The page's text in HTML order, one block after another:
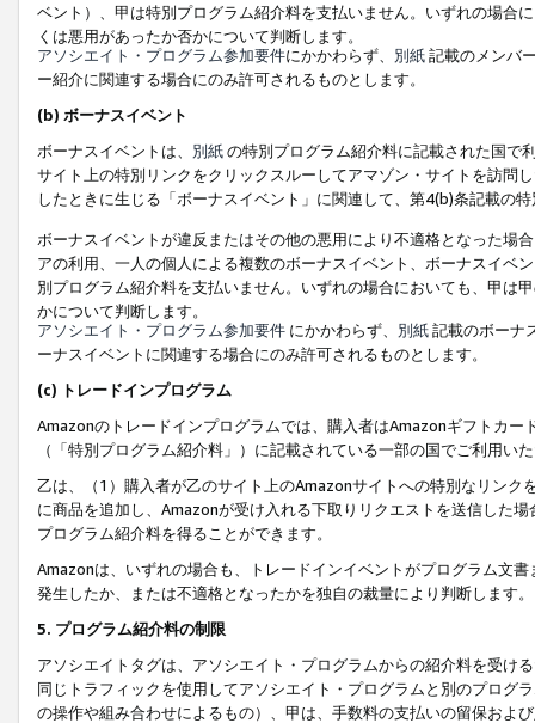
ベント）、甲は特別プログラム紹介料を支払いません。いずれの場合
くは悪用があったか否かについて判断します。
アソシエイト・プログラム参加要件にかかわらず、 別紙記載のメンバ
ー紹介に関連する場合にのみ許可されるものとします。
(b) ボーナスイベント
ボーナスイベントは、 別紙の特別プログラム紹介料に記載された国で
サイト上の特別リンクをクリックスルーしてアマゾン・サイトを訪問
したときに生じる「ボーナスイベント」に関連して、第4(b)条記載の
ボーナスイベントが違反またはその他の悪用により不適格となった場
アの利用、一人の個人による複数のボーナスイベント、ボーナスイベ
別プログラム紹介料を支払いません。いずれの場合においても、甲は
かについて判断します。
アソシエイト・プログラム参加要件 にかかわらず、 別紙記載のボーナ
ーナスイベントに関連する場合にのみ許可されるものとします。
(c) トレードインプログラム
Amazonのトレードインプログラムでは、購入者はAmazonギフトカ
（「特別プログラム紹介料」）に記載されている一部の国でご利用い
乙は、（1）購入者が乙のサイト上のAmazonサイトへの特別なリン
に商品を追加し、Amazonが受け入れる下取りリクエストを送信した
プログラム紹介料を得ることができます。
Amazonは、いずれの場合も、トレードインイベントがプログラム文
発生したか、または不適格となったかを独自の裁量により判断します。
5. プログラム紹介料の制限
アソシエイトタグは、アソシエイト・プログラムからの紹介料を受け
同じトラフィックを使用してアソシエイト・プログラムと別のプログ
の操作や組み合わせによるもの）、甲は、手数料の支払いの留保およ